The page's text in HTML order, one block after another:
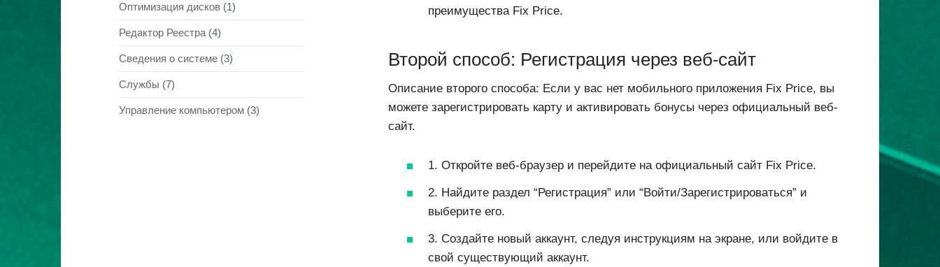
преимущества Fix Price.
Второй способ: Регистрация через веб-сайт
Описание второго способа: Если у вас нет мобильного приложения Fix Price, вы
можете зарегистрировать карту и активировать бонусы через официальный веб-
сайт.
1. Откройте веб-браузер и перейдите на официальный сайт Fix Price.
2. Найдите раздел “Регистрация” или “Войти/Зарегистрироваться” и
выберите его.
3. Создайте новый аккаунт, следуя инструкциям на экране, или войдите в
свой существующий аккаунт.
Оптимизация дисков (1)
Редактор Реестра (4)
Сведения о системе (3)
Службы (7)
Управление компьютером (3)